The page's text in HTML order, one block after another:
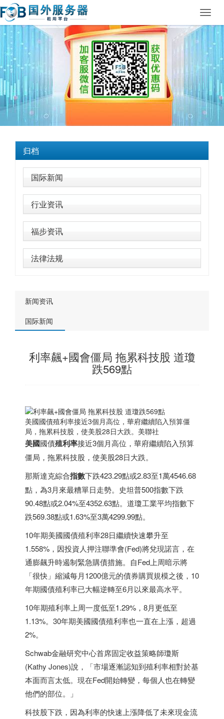
归档
国际新闻
行业资讯
福步资讯
法律法规
新闻资讯
国际新闻
利率飆+國會僵局 拖累科技股 道瓊
跌569點
美國國債殖利率接近3個月高位，華府繼續陷入預算僵
局，拖累科技股，使美股28日大跌。美聯社
美國國債殖利率接近3個月高位，華府繼續陷入預算
僵局，拖累科技股，使美股28日大跌。
那斯達克綜合指數下跌423.29點或2.83至1萬4546.68
點，為3月來最糟單日走勢。史坦普500指數下跌
90.48點或2.04%至4352.63點。道瓊工業平均指數下
跌569.38點或1.63%至3萬4299.99點。
10年期美國國債殖利率28日繼續快速攀升至
1.558%，因投資人押注聯準會(Fed)將兌現諾言，在
通膨飆升時遏制緊急購債措施。自Fed上周暗示將
「很快」縮減每月1200億元的債券購買規模之後，10
年期國債殖利率已大幅逆轉至6月以來最高水平。
10年期殖利率上周一度低至1.29%，8月更低至
1.13%。30年期美國國債殖利率也一直在上漲，超過
2%。
Schwab金融研究中心首席固定收益策略師瓊斯
(Kathy Jones)說，「市場逐漸認知到殖利率相對於基
本面而言太低。現在Fed開始轉變，每個人也在轉變
他們的部位。」
科技股下跌，因為利率的快速上漲降低了未來現金流